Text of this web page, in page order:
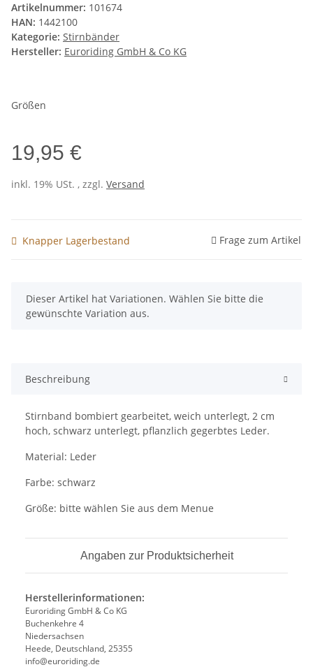
Artikelnummer: 101674
HAN: 1442100
Kategorie: Stirnbänder
Hersteller: Euroriding GmbH & Co KG
Größen
19,95 €
inkl. 19% USt. , zzgl. Versand
Knapper Lagerbestand Frage zum Artikel
x
Dieser Artikel hat Variationen. Wählen Sie bitte die
gewünschte Variation aus.
Beschreibung
Stirnband bombiert gearbeitet, weich unterlegt, 2 cm
hoch, schwarz unterlegt, pflanzlich gegerbtes Leder.
Material: Leder
Farbe: schwarz
Größe: bitte wählen Sie aus dem Menue
Angaben zur Produktsicherheit
Herstellerinformationen:
Euroriding GmbH & Co KG
Buchenkehre 4
Niedersachsen
Heede, Deutschland, 25355
info@euroriding.de